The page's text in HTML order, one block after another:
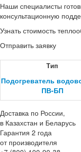
Наши специалисты
консультационную
Узнать стоимость
Отправить заявку
Тип
Подогреватель
ПВ-БП
Доставка по России,
в Казахстан и Беларусь
Гарантия 2 года
от производителя